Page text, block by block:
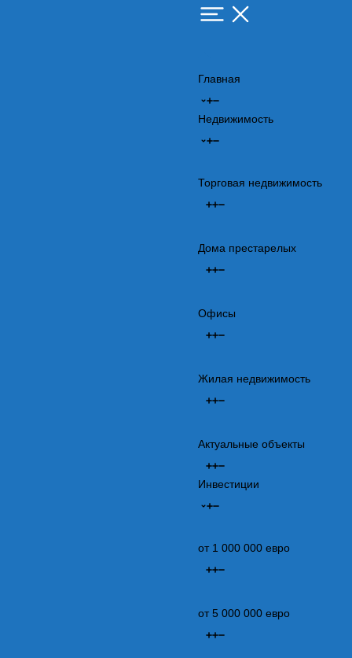
Главная
Недвижимость
Торговая недвижимость
Дома престарелых
Офисы
Жилая недвижимость
Актуальные объекты
Инвестиции
от 1 000 000 евро
от 5 000 000 евро